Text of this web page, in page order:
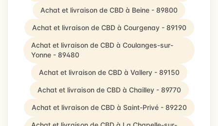
Achat et livraison de CBD à Beine - 89800
Achat et livraison de CBD à Courgenay - 89190
Achat et livraison de CBD à Coulanges-sur-
Yonne - 89480
Achat et livraison de CBD à Vallery - 89150
Achat et livraison de CBD à Chailley - 89770
Achat et livraison de CBD à Saint-Privé - 89220